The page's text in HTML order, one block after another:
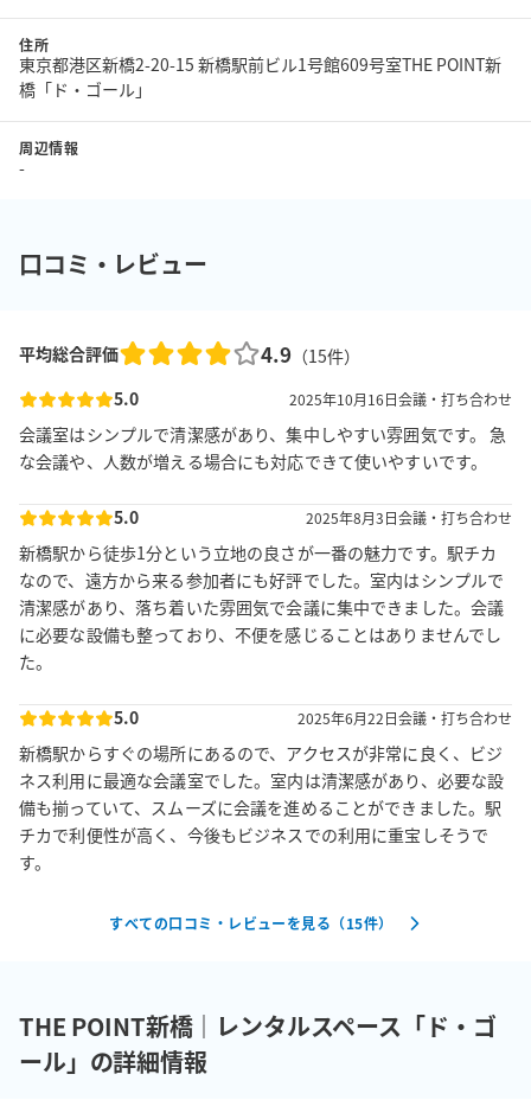
住所
東京都港区新橋2-20-15 新橋駅前ビル1号館609号室THE POINT新
橋「ド・ゴール」
周辺情報
-
口コミ・レビュー
平均総合評価 4.9（15件）
5.0
2025年10月16日会議・打ち合わせ
会議室はシンプルで清潔感があり、集中しやすい雰囲気です。 急
な会議や、人数が増える場合にも対応できて使いやすいです。
5.0 2025年8月3日会議・打ち合わせ
新橋駅から徒歩1分という立地の良さが一番の魅力です。駅チカ
なので、遠方から来る参加者にも好評でした。室内はシンプルで
清潔感があり、落ち着いた雰囲気で会議に集中できました。会議
に必要な設備も整っており、不便を感じることはありませんでし
た。
5.0 2025年6月22日会議・打ち合わせ
新橋駅からすぐの場所にあるので、アクセスが非常に良く、ビジ
ネス利用に最適な会議室でした。室内は清潔感があり、必要な設
備も揃っていて、スムーズに会議を進めることができました。駅
チカで利便性が高く、今後もビジネスでの利用に重宝しそうで
す。
すべての口コミ・レビューを見る（15件）
THE POINT新橋｜レンタルスペース「ド・ゴ
ール」の詳細情報